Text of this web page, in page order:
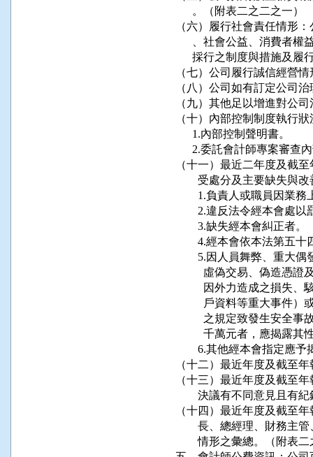
      。（附表二之二之一）
（六）履行社會責任情形
、社會公益、消費者
採行之制度與措施及
（七）公司履行誠信經營
（八）公司如有訂定公司
（九）其他足以增進對公
（十）內部控制制度執行
      1.內部控制聲明書。
2.委託會計師專案審
（十一）最近二年度及截
受處分及主要缺失
1.負責人或職員因業
2.違反法令經本會處
        3.缺失經本會糾正者。
4.經本會依本法第
5.因人員舞弊、重
虛偽交易、偽造
因外力造成之損
戶資料等重大事
之規定致發生安
千萬元者，應揭露
6.其他經本會指定應
（十二）最近年度及截至
（十三）最近年度及截至
決議有不同意見且
（十四）最近年度及截至
長、總經理、財務
情形之彙總。（附表